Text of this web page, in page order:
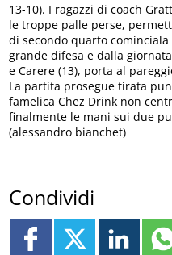
13-10). I ragazzi di coach
le troppe palle perse,
di secondo quarto
grande difesa e dalla
e Carere (13), porta al
La partita prosegue tirata
famelica Chez Drink non
finalmente le mani sui due
(alessandro bianchet)
Condividi